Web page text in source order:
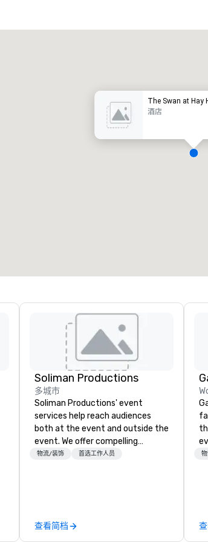
The Swan at Hay
酒店
Soliman Productions
多城市
Soliman Productions' event
services help reach audiences
both at the event and outside the
event. We offer compelling
photography and videography to
to be disseminated across social
物流/装饰 首选工作人员
查看简档
event.